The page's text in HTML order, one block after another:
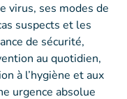
virus, ses modes de
suspects et les
de sécurité,
au quotidien,
à l’hygiène et aux
urgence absolue